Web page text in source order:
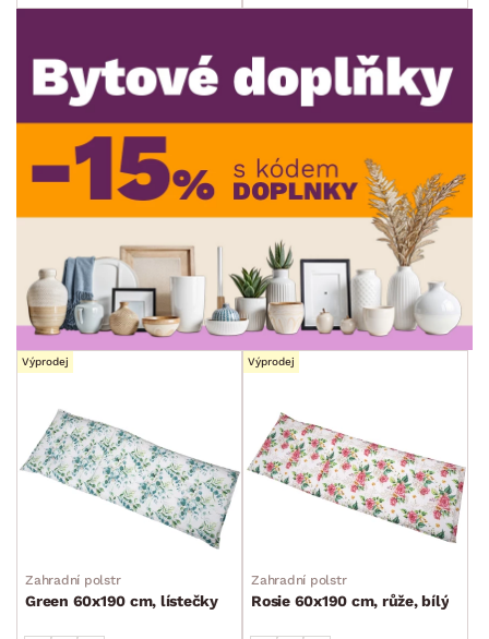
ROZMĚRY
max. cm
min. cm max.
min. cm max. cm
MÍSTNOST
SKLADOVOST
Výprodej
Zahradní polstr
Green 60x190 cm, lístečky
Výprodej
Zahradní polstr
Rosie 60x190 cm, růže, bílý